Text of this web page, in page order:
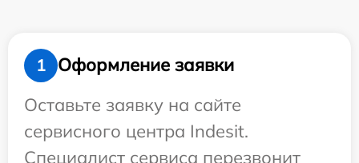
1
Оформление заявки
Оставьте заявку на сайте
сервисного центра Indesit.
Специалист сервиса перезвонит